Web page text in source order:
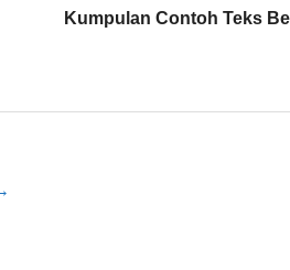
Kumpulan Contoh Teks